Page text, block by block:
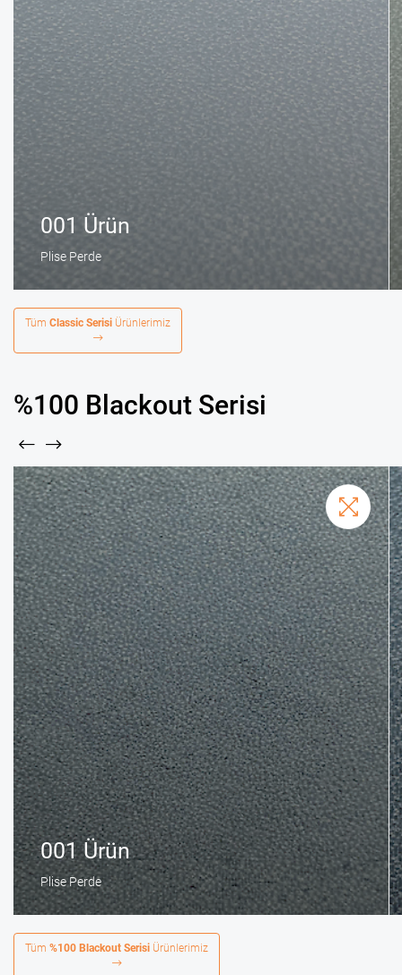
001 Ürün
Plise Perde
Tüm Classic Serisi Ürünlerimiz
%100 Blackout Serisi
001 Ürün
Plise Perde
Tüm %100 Blackout Serisi Ürünlerimiz